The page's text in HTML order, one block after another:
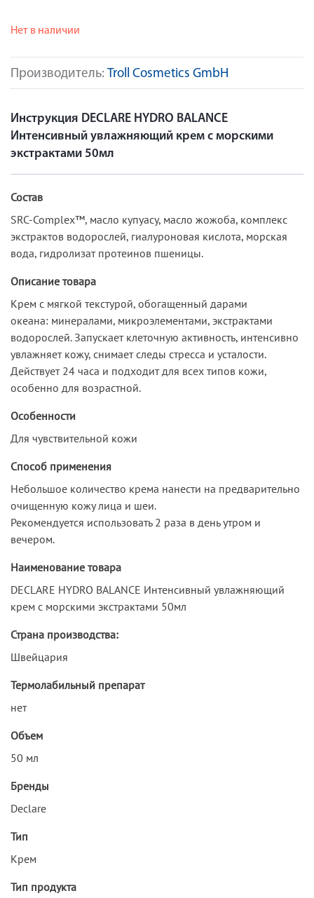
Производитель: Troll Cosmetics GmbH
Нет в наличии
Инструкция DECLARE HYDRO BALANCE
Интенсивный увлажняющий крем с морскими
экстрактами 50мл
Состав
SRC-Complex™, масло купуасу, масло жожоба, комплекс
экстрактов водорослей, гиалуроновая кислота, морская
вода, гидролизат протеинов пшеницы.
Описание товара
Крем с мягкой текстурой, обогащенный дарами
океана: минералами, микроэлементами, экстрактами
водорослей. Запускает клеточную активность, интенсивно
увлажняет кожу, снимает следы стресса и усталости.
Действует 24 часа и подходит для всех типов кожи,
особенно для возрастной.
Особенности
Для чувствительной кожи
Способ применения
Небольшое количество крема нанести на предварительно
очищенную кожу лица и шеи.
Рекомендуется использовать 2 раза в день утром и
вечером.
Наименование товара
DECLARE HYDRO BALANCE Интенсивный увлажняющий
крем с морскими экстрактами 50мл
Страна производства:
Швейцария
Термолабильный препарат
нет
Объем
50 мл
Бренды
Declare
Тип
Крем
Тип продукта